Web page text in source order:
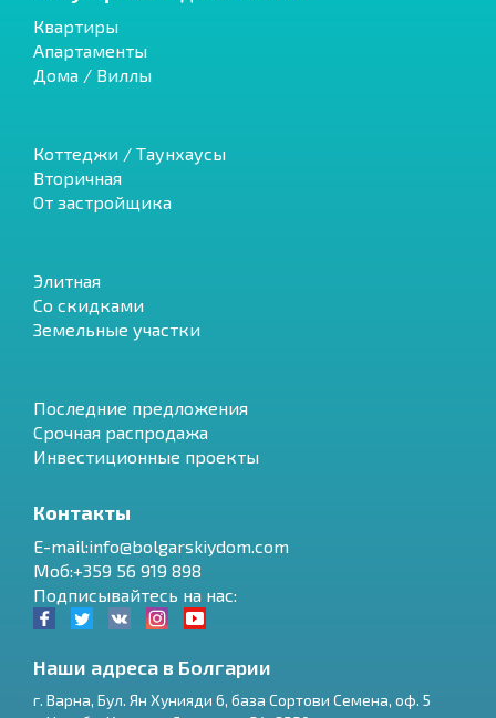
Квартиры
Апартаменты
Дома / Виллы
Коттеджи / Таунхаусы
Вторичная
От застройщика
Элитная
Со скидками
Земельные участки
Последние предложения
Срочная распродажа
Инвестиционные проекты
Контакты
E-mail:info@bolgarskiydom.com
Моб:+359 56 919 898
Подписывайтесь на нас:
Наши адреса в Болгарии
г. Варна, Бул. Ян Хунияди 6, база Сортови Семена, оф. 5